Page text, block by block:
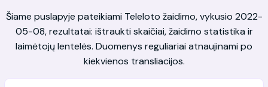
Šiame puslapyje pateikiami Teleloto žaidimo, vykusio 2022-
05-08, rezultatai: ištraukti skaičiai, žaidimo statistika ir
laimėtojų lentelės. Duomenys reguliariai atnaujinami po
kiekvienos transliacijos.